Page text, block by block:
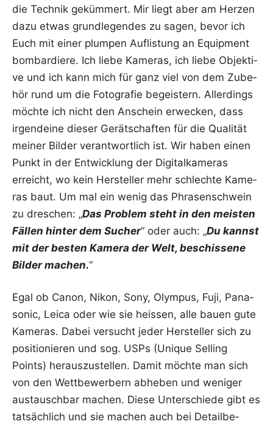
die Tech­nik geküm­mert. Mir liegt aber am Her­zen
dazu etwas grund­le­gen­des zu sagen, bevor ich
Euch mit einer plum­pen Auf­lis­tung an Equip­ment
bom­bar­die­re. Ich lie­be Kame­ras, ich lie­be Objek­ti­
ve und ich kann mich für ganz viel von dem Zube­
hör rund um die Foto­gra­fie begeis­tern. Aller­dings
möch­te ich nicht den Anschein erwe­cken, dass
irgend­ei­ne die­ser Gerät­schaf­ten für die Qua­li­tät
mei­ner Bil­der ver­ant­wort­lich ist. Wir haben einen
Punkt in der Ent­wick­lung der Digi­tal­ka­me­ras
erreicht, wo kein Her­stel­ler mehr schlech­te Kame­
ras baut. Um mal ein wenig das Phra­sen­schwein
zu dre­schen: „Das Pro­blem steht in den meis­ten
Fäl­len hin­ter dem Sucher“ oder auch: „Du kannst
mit der bes­ten Kame­ra der Welt, beschis­se­ne
Bil­der machen.“
Egal ob Canon, Nikon, Sony, Olym­pus, Fuji, Pana­
so­nic, Lei­ca oder wie sie heis­sen, alle bau­en gute
Kame­ras. Dabei ver­sucht jeder Her­stel­ler sich zu
posi­tio­nie­ren und sog. USPs (Uni­que Sel­ling
Points) her­aus­zu­stel­len. Damit möch­te man sich
von den Wett­be­wer­bern abhe­ben und weni­ger
aus­tausch­bar machen. Die­se Unter­schie­de gibt es
tat­säch­lich und sie machen auch bei Detail­be­